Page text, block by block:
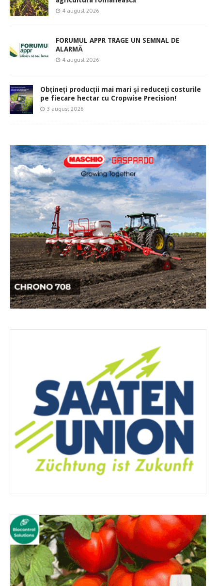
4 august 2026
FORUMUL APPR TRAGE UN SEMNAL DE
ALARMĂ
4 august 2026
Obțineți producții mai mari și reduceți costurile
pe fiecare hectar cu Cropwise Precision!
3 august 2026